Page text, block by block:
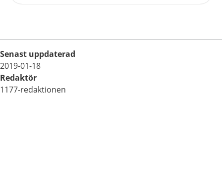
Senast uppdaterad
2019-01-18
Redaktör
1177-redaktionen